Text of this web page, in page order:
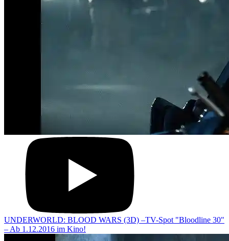
UNDERWORLD: BLOOD WARS (3D) –TV-Spot "Bloodline 30"
– Ab 1.12.2016 im Kino!